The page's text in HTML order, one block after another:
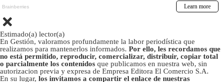
Estimado(a) lector(a)
En Gestión, valoramos profundamente la labor periodística que
realizamos para mantenerlos informados. Por ello, les recordamos que
no está permitido, reproducir, comercializar, distribuir, copiar total
o parcialmente los contenidos que publicamos en nuestra web, sin
autorizacion previa y expresa de Empresa Editora El Comercio S.A.
En su lugar, los invitamos a compartir el enlace de nuestras